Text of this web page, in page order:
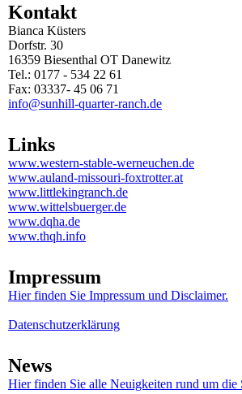
Kontakt
Kontakt
Bianca Küsters
Dorfstr. 30
16359 Biesenthal OT Danewitz
Tel.: 0177 - 534 22 61
Fax: 03337- 45 06 71
info@sunhill-quarter-ranch.de
Links
www.western-stable-werneuchen.de
www.auland-missouri-foxtrotter.at
www.littlekingranch.de
www.wittelsbuerger.de
www.dqha.de
www.thqh.info
Impressum
Hier finden Sie Impressum und Disclaimer.
Datenschutzerklärung
News
Hier finden Sie alle Neuigkeiten rund um die